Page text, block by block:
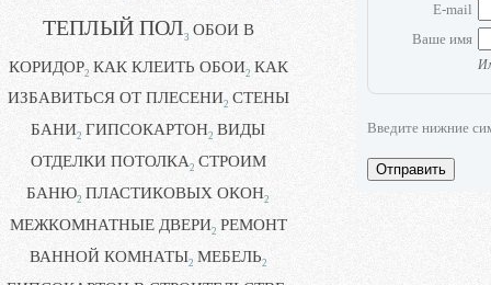
ТЕПЛЫЙ ПОЛ3 ОБОИ В
КОРИДОР2 КАК КЛЕИТЬ ОБОИ2 КАК
ИЗБАВИТЬСЯ ОТ ПЛЕСЕНИ2 СТЕНЫ
БАНИ2 ГИПСОКАРТОН2 ВИДЫ
ОТДЕЛКИ ПОТОЛКА2 СТРОИМ
БАНЮ2 ПЛАСТИКОВЫХ ОКОН2
МЕЖКОМНАТНЫЕ ДВЕРИ2 РЕМОНТ
ВАННОЙ КОМНАТЫ2 МЕБЕЛЬ2
E-mail
Ваше имя
Введите нижние
Отправить